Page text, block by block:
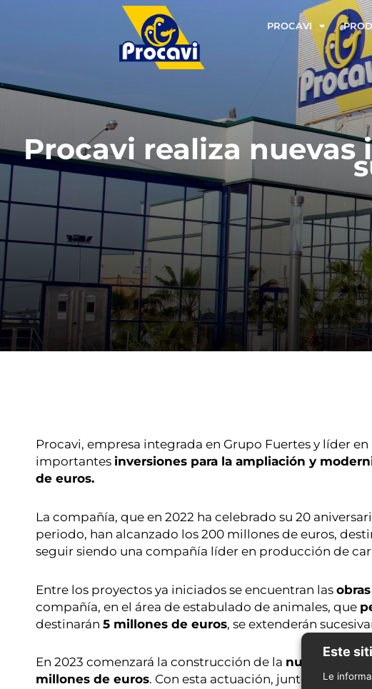
PROCAVI
Procavi realiza
Procavi, empresa integrada en Grupo Fuertes y líder
importantes inversiones para la ampliación y
de euros.
La compañía, que en 2022 ha celebrado su 20
periodo, han alcanzado los 200 millones de euros,
seguir siendo una compañía líder en producción de
Entre los proyectos ya iniciados se encuentran las
compañía, en el área de estabulado de animales, que
destinarán 5 millones de euros, se extenderán
En 2023 comenzará la construcción de la nueva
millones de euros. Con esta actuación, junto a la
Este
Le